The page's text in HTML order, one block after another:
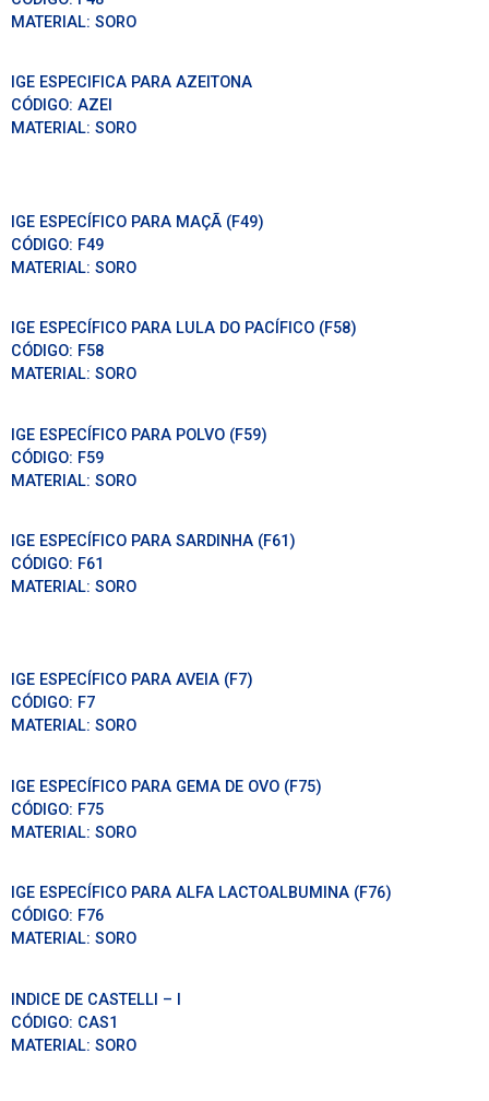
MATERIAL: SORO
IGE ESPECIFICA PARA AZEITONA
CÓDIGO: AZEI
MATERIAL: SORO
IGE ESPECÍFICO PARA MAÇÃ (F49)
CÓDIGO: F49
MATERIAL: SORO
IGE ESPECÍFICO PARA LULA DO PACÍFICO (F58)
CÓDIGO: F58
MATERIAL: SORO
IGE ESPECÍFICO PARA POLVO (F59)
CÓDIGO: F59
MATERIAL: SORO
IGE ESPECÍFICO PARA SARDINHA (F61)
CÓDIGO: F61
MATERIAL: SORO
IGE ESPECÍFICO PARA AVEIA (F7)
CÓDIGO: F7
MATERIAL: SORO
IGE ESPECÍFICO PARA GEMA DE OVO (F75)
CÓDIGO: F75
MATERIAL: SORO
IGE ESPECÍFICO PARA ALFA LACTOALBUMINA (F76)
CÓDIGO: F76
MATERIAL: SORO
INDICE DE CASTELLI – I
CÓDIGO: CAS1
MATERIAL: SORO